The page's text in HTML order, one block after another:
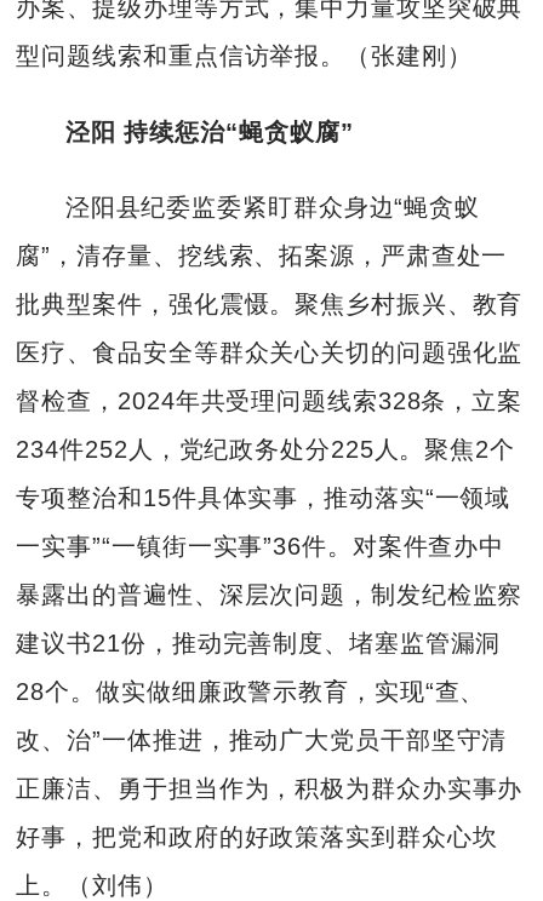
办案、提级办理等方式，集中力量攻坚突破典
型问题线索和重点信访举报。（张建刚）
泾阳 持续惩治“蝇贪蚁腐”
泾阳县纪委监委紧盯群众身边“蝇贪蚁
腐”，清存量、挖线索、拓案源，严肃查处一
批典型案件，强化震慑。聚焦乡村振兴、教育
医疗、食品安全等群众关心关切的问题强化监
督检查，2024年共受理问题线索328条，立案
234件252人，党纪政务处分225人。聚焦2个
专项整治和15件具体实事，推动落实“一领域
一实事”“一镇街一实事”36件。对案件查办中
暴露出的普遍性、深层次问题，制发纪检监察
建议书21份，推动完善制度、堵塞监管漏洞
28个。做实做细廉政警示教育，实现“查、
改、治”一体推进，推动广大党员干部坚守清
正廉洁、勇于担当作为，积极为群众办实事办
好事，把党和政府的好政策落实到群众心坎
上。（刘伟）